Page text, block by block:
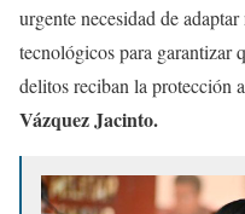
urgente necesidad de
tecnológicos para garantizar
delitos reciban la protección
Vázquez Jacinto.